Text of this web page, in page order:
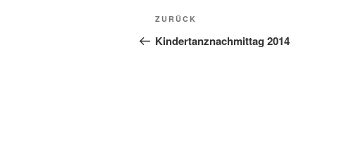
Beitragsnavigation
Vorheriger
Beitrag
ZURÜCK
Kindertanznachmittag 2014